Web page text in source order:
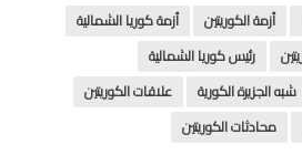
أزمة الكوريتين
أزمة كوريا الشمالية
رئيس كوريا الشمالية
شبه الجزيرة الكورية
علاقات الكوريتين
محادثات الكوريتين